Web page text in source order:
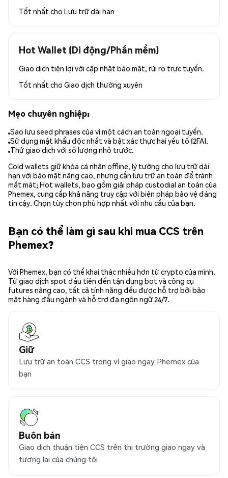
Tốt nhất cho Lưu trữ dài hạn
Hot Wallet (Di động/Phần mềm)
Giao dịch tiện lợi với cập nhật bảo mật, rủi ro trực tuyến.
Tốt nhất cho Giao dịch thường xuyên
Mẹo chuyên nghiệp:
Sao lưu seed phrases của ví một cách an toàn ngoại tuyến.
Sử dụng mật khẩu độc nhất và bật xác thực hai yếu tố (2FA).
Thử giao dịch với số lượng nhỏ trước.
Cold wallets giữ khóa cá nhân offline, lý tưởng cho lưu trữ dài
hạn với bảo mật nâng cao, nhưng cần lưu trữ an toàn để tránh
mất mát; Hot wallets, bao gồm giải pháp custodial an toàn của
Phemex, cung cấp khả năng truy cập với biện pháp bảo vệ đáng
tin cậy. Chọn tùy chọn phù hợp nhất với nhu cầu của bạn.
Bạn có thể làm gì sau khi mua CCS trên
Phemex?
Với Phemex, bạn có thể khai thác nhiều hơn từ crypto của mình.
Từ giao dịch spot đầu tiên đến tận dụng bot và công cụ
futures nâng cao, tất cả tính năng đều được hỗ trợ bởi bảo
mật hàng đầu ngành và hỗ trợ đa ngôn ngữ 24/7.
Giữ
Lưu trữ an toàn CCS trong ví giao ngay Phemex của
bạn
Buôn bán
Giao dịch thuận tiện CCS trên thị trường giao ngay và
tương lai của chúng tôi